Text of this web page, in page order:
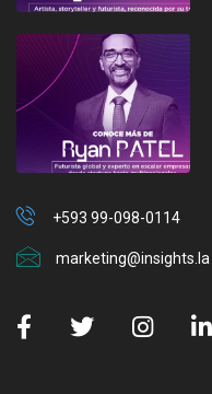
+593 99-098-0114
marketing@insights.la